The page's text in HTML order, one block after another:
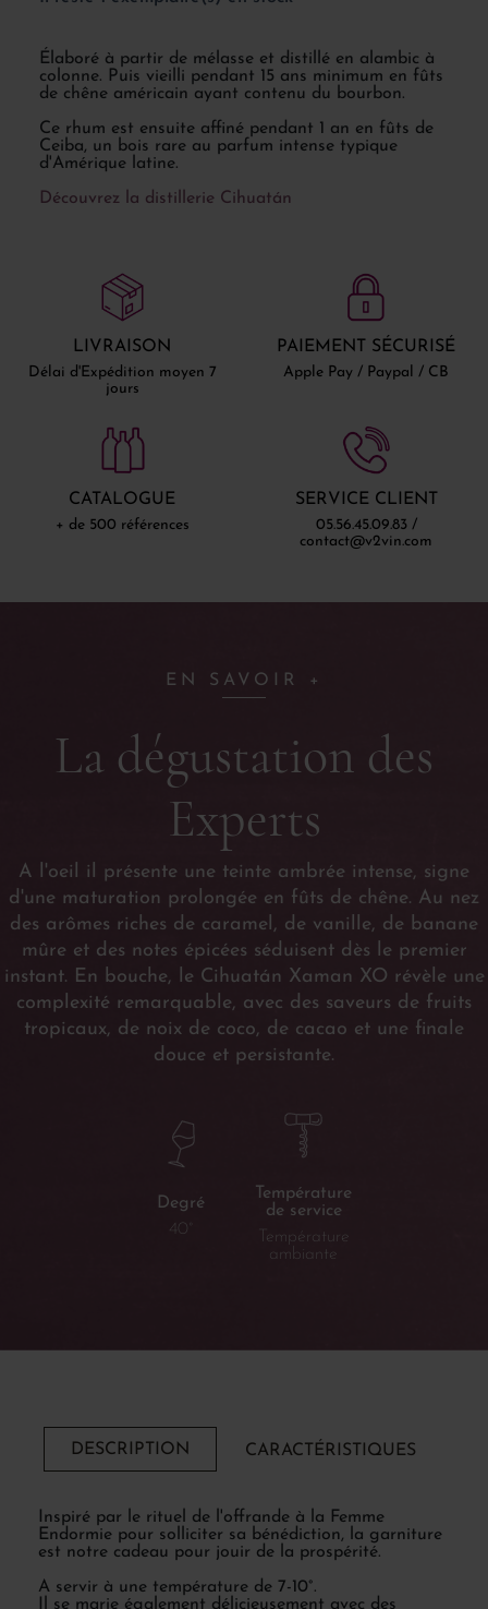
Élaboré à partir de mélasse et distillé en alambic à
colonne. Puis vieilli pendant 15 ans minimum en fûts
de chêne américain ayant contenu du bourbon.
Ce rhum est ensuite affiné pendant 1 an en fûts de
Ceiba, un bois rare au parfum intense typique
d'Amérique latine.
Découvrez la distillerie Cihuatán
LIVRAISON
Délai d'Expédition moyen 7
jours
PAIEMENT SÉCURISÉ
Apple Pay / Paypal / CB
CATALOGUE
+ de 500 références
SERVICE CLIENT
05.56.45.09.83 /
contact@v2vin.com
EN SAVOIR +
La dégustation des
Experts
A l'oeil il présente une teinte ambrée intense, signe
d'une maturation prolongée en fûts de chêne. Au nez
des arômes riches de caramel, de vanille, de banane
mûre et des notes épicées séduisent dès le premier
instant. En bouche, le Cihuatán Xaman XO révèle une
complexité remarquable, avec des saveurs de fruits
tropicaux, de noix de coco, de cacao et une finale
douce et persistante.
Degré
40°
Température
de service
Température
ambiante
DESCRIPTION CARACTÉRISTIQUES
Inspiré par le rituel de l'offrande à la Femme
Endormie pour solliciter sa bénédiction, la garniture
est notre cadeau pour jouir de la prospérité.
A servir à une température de 7-10°.
Il se marie également délicieusement avec des